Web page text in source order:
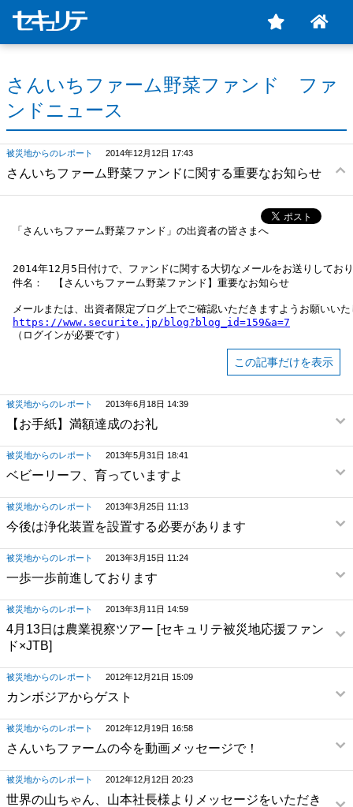
さんいちファーム野菜ファンド ファ
ンドニュース
被災地からのレポート 2014年12月12日 17:43
さんいちファーム野菜ファンドに関する重要なお知らせ
「さんいちファーム野菜ファンド」の出資者の皆さまへ
2014年12月5日付けで、ファンドに関する大切なメールをお送りしてお
件名：　【さんいちファーム野菜ファンド】重要なお知らせ
https://www.securite.jp/blog?blog_id=159&a=7
この記事だけを表示
被災地からのレポート 2013年6月18日 14:39
【お手紙】満額達成のお礼
被災地からのレポート 2013年5月31日 18:41
ベビーリーフ、育っていますよ
被災地からのレポート 2013年3月25日 11:13
今後は浄化装置を設置する必要があります
被災地からのレポート 2013年3月15日 11:24
一歩一歩前進しております
被災地からのレポート 2013年3月11日 14:59
4月13日は農業視察ツアー [セキュリテ被災地応援ファン
ド×JTB]
被災地からのレポート 2012年12月21日 15:09
カンボジアからゲスト
被災地からのレポート 2012年12月19日 16:58
さんいちファームの今を動画メッセージで！
被災地からのレポート 2012年12月12日 20:23
世界の山ちゃん、山本社長様よりメッセージをいただき